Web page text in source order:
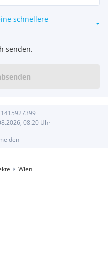
schnellere
senden.
1415927399
08:20Uhr
Wien